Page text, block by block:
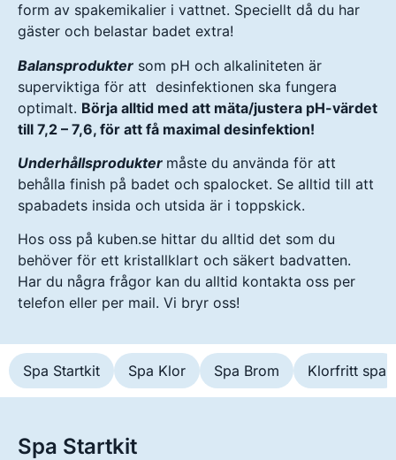
form av spakemikalier i vattnet. Speciellt då du har
gäster och belastar badet extra!
Balansprodukter som pH och alkaliniteten är
superviktiga för att desinfektionen ska fungera
optimalt. Börja alltid med att mäta/justera pH-värdet
till 7,2 – 7,6, för att få maximal desinfektion!
Underhållsprodukter måste du använda för att
behålla finish på badet och spalocket. Se alltid till att
spabadets insida och utsida är i toppskick.
Hos oss på kuben.se hittar du alltid det som du
behöver för ett kristallklart och säkert badvatten.
Har du några frågor kan du alltid kontakta oss per
telefon eller per mail. Vi bryr oss!
Spa Startkit Spa Klor Spa Brom Klorfritt spa
Spa Startkit